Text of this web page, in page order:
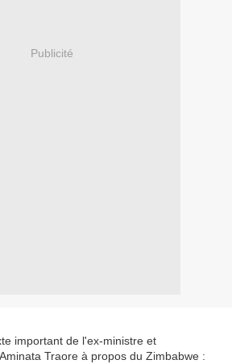
Publicité
important de l'ex-ministre et
Traore à propos du Zimbabwe :